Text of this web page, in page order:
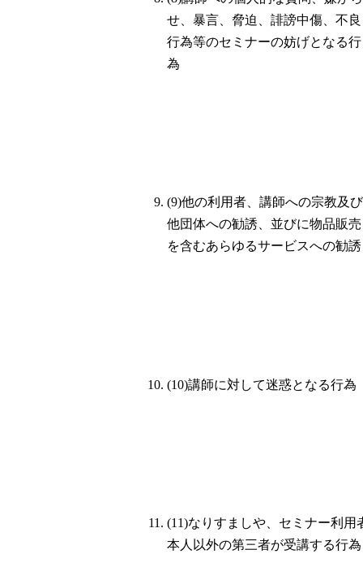
せ、暴言、脅迫、誹謗中傷、不良
行為等のセミナーの妨げとなる行
為
(9)他の利用者、講師への宗教及び
他団体への勧誘、並びに物品販売
を含むあらゆるサービスへの勧誘
(10)講師に対して迷惑となる行為
(11)なりすましや、セミナー利用
本人以外の第三者が受講する行為